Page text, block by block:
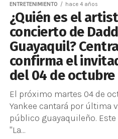
ENTRETENIMIENTO hace 4 años
¿Quién es el
concierto de
Guayaquil?
confirma el
del 04 de octubre
El próximo martes 04 de
Yankee cantará por última
público guayaquileño.
"La...